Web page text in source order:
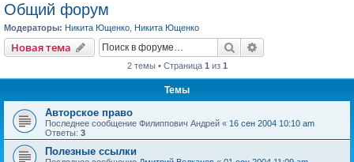
Общий форум
Модераторы: Никита Ющенко Никита Ющенко
Новая тема Поиск
2 темы • Страница 1 из 1
Темы
Авторское право
Последнее сообщение Филиппович Андрей « 16 сен 2004 10:10 am
Ответы: 3
Полезные ссылки